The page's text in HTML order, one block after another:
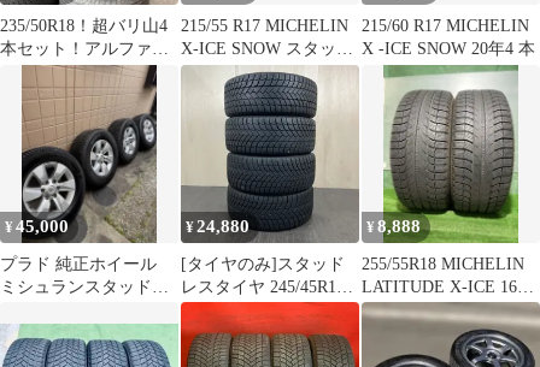
235/50R18！超バリ山4
本セット！アルファー
215/55 R17 MICHELIN
X-ICE SNOW スタッド
レスタイヤ
215/60 R17 MICHELIN
X -ICE SNOW 20年4 本
¥45,000
プラド 純正ホイール
ミシュランスタッドレ
セット
¥24,880
[タイヤのみ]スタッド
レスタイヤ 245/45R18
MICHELIN X-ICE
SNOW 4本セット
#111T40426
¥8,888
255/55R18 MICHELIN
LATITUDE X-ICE 16年
2本